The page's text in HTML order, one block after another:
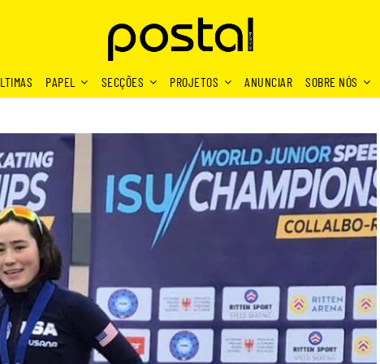
PAPEL SECÇÕES PROJETOS ANUNCIAR SOBRE NÓS